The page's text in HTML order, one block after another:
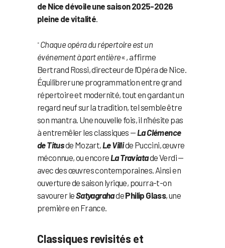
de Nice dévoile une saison 2025-2026
pleine de vitalité
« Chaque opéra du répertoire est un
événement à part entière« , affirme
Bertrand Rossi, directeur de l’Opéra de Nice.
Équilibrer une programmation entre grand
répertoire et modernité, tout en gardant un
regard neuf sur la tradition, tel semble être
son mantra. Une nouvelle fois, il n’hésite pas
à entremêler les classiques — La Clémence
de Titusde Mozart, Le Villide Puccini, œuvre
méconnue, ou encore La Traviatade Verdi —
avec des œuvres contemporaines. Ainsi en
ouverture de saison lyrique, pourra-t-on
savourer leSatyagrahadePhilip Glass, une
première en France.
Classiques revisités et